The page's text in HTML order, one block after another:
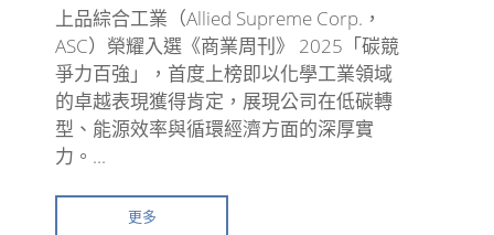
上品綜合工業（Allied Supreme Corp.，
ASC）榮耀入選《商業周刊》 2025「碳競
爭力百強」，首度上榜即以化學工業領域
的卓越表現獲得肯定，展現公司在低碳轉
型、能源效率與循環經濟方面的深厚實
力。...
更多